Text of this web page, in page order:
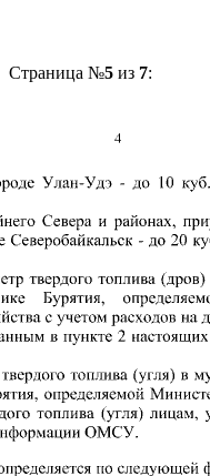
Страница №5из 7: